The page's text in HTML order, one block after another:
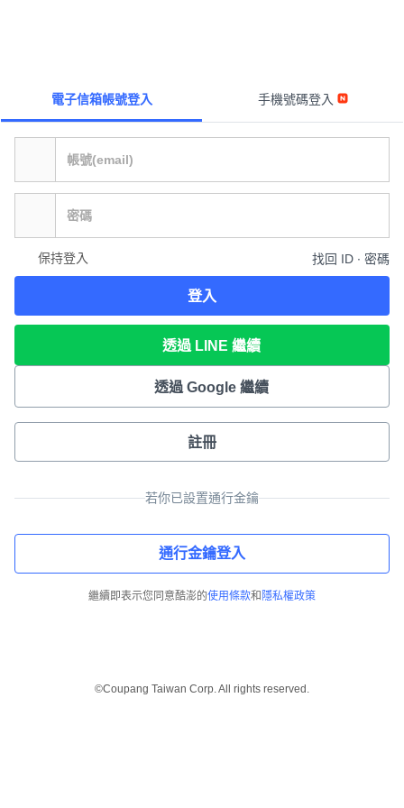
電子信箱帳號登入 手機號碼登入
保持登入 找回 ID ∙ 密碼
登入
透過 LINE 繼續
透過 Google 繼續
註冊
若你已設置通行金鑰
通行金鑰登入
繼續即表示您同意酷澎的使用條款和 隱私權政策
©Coupang Taiwan Corp. All rights reserved.